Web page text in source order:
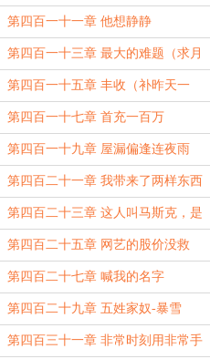
陌陌（补昨天一更）
第四百一十一章 他想静静
第四百一十三章 最大的难题（求月
票）
第四百一十五章 丰收（补昨天一
更）
第四百一十七章 首充一百万
第四百一十九章 屋漏偏逢连夜雨
第四百二十一章 我带来了两样东西
第四百二十三章 这人叫马斯克，是
个骗子。
第四百二十五章 网艺的股价没救
了？
第四百二十七章 喊我的名字
第四百二十九章 五姓家奴-暴雪
第四百三十一章 非常时刻用非常手